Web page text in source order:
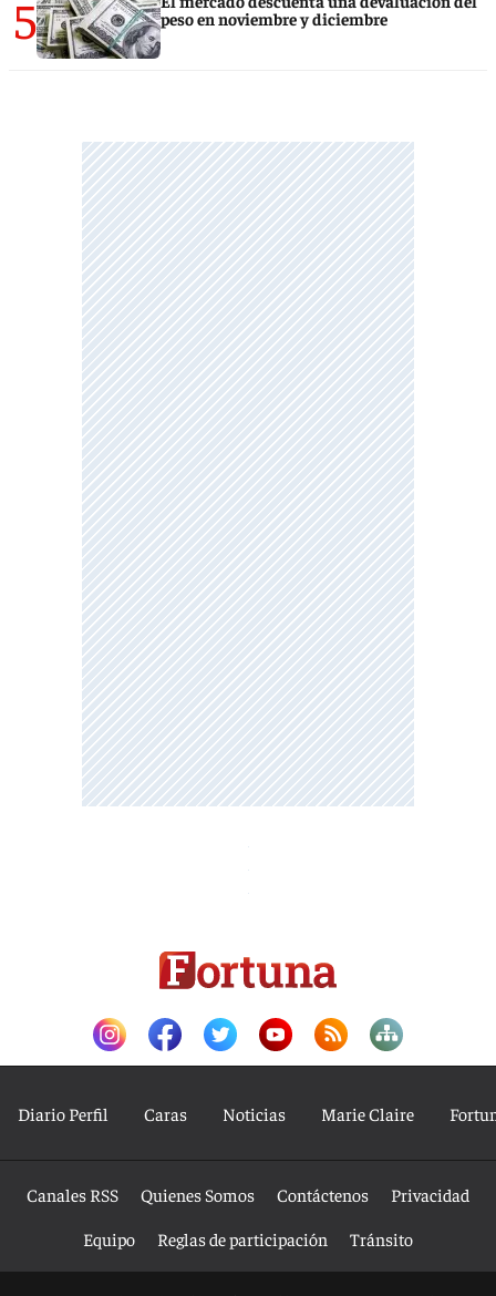
5
peso en noviembre y diciembre
Diario Perfil Caras Noticias Marie Claire
Canales RSS Quienes Somos Contáctenos
Privacidad
Equipo
Reglas de participación Tránsito